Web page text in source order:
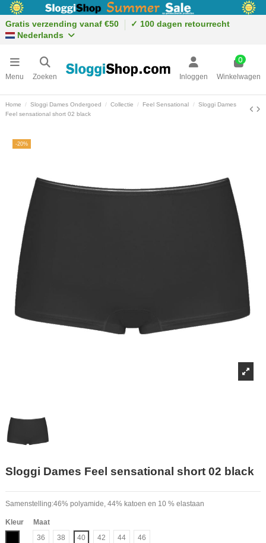
Gratis verzending vanaf €50
✓ 100 dagen retourrecht
Nederlands
Menu Zoeken Inloggen
0
Winkelwagen
Home Sloggi Dames Ondergoed Collectie Feel Sensational
Sloggi Dames
Feel sensational short 02 black
-20%
Sloggi Dames Feel sensational short 02 black
Samenstelling:46% polyamide, 44% katoen en 10 % elastaan
Kleur
Maat
36
38 40 42 44 46